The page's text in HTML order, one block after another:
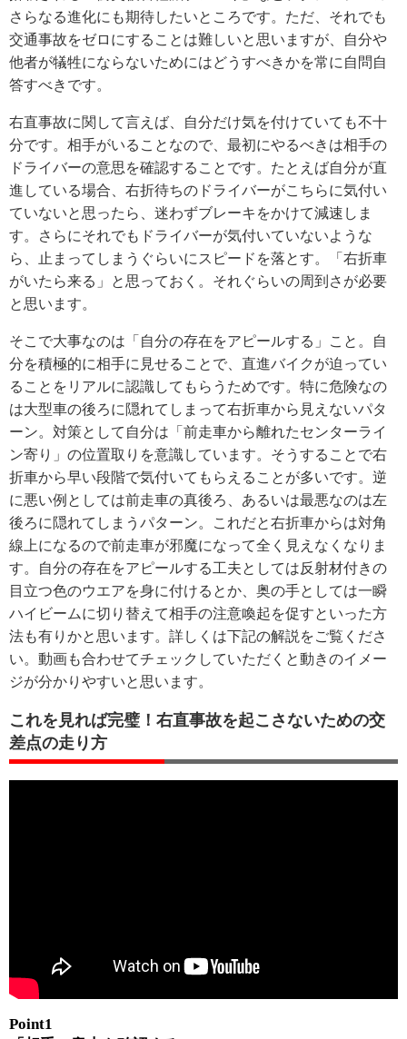
さらなる進化にも期待したいところです。ただ、それでも
交通事故をゼロにすることは難しいと思いますが、自分や
他者が犠牲にならないためにはどうすべきかを常に自問自
答すべきです。
右直事故に関して言えば、自分だけ気を付けていても不十
分です。相手がいることなので、最初にやるべきは相手の
ドライバーの意思を確認することです。たとえば自分が直
進している場合、右折待ちのドライバーがこちらに気付い
ていないと思ったら、迷わずブレーキをかけて減速しま
す。さらにそれでもドライバーが気付いていないような
ら、止まってしまうぐらいにスピードを落とす。「右折車
がいたら来る」と思っておく。それぐらいの周到さが必要
と思います。
そこで大事なのは「自分の存在をアピールする」こと。自
分を積極的に相手に見せることで、直進バイクが迫ってい
ることをリアルに認識してもらうためです。特に危険なの
は大型車の後ろに隠れてしまって右折車から見えないパタ
ーン。対策として自分は「前走車から離れたセンターライ
ン寄り」の位置取りを意識しています。そうすることで右
折車から早い段階で気付いてもらえることが多いです。逆
に悪い例としては前走車の真後ろ、あるいは最悪なのは左
後ろに隠れてしまうパターン。これだと右折車からは対角
線上になるので前走車が邪魔になって全く見えなくなりま
す。自分の存在をアピールする工夫としては反射材付きの
目立つ色のウエアを身に付けるとか、奥の手としては一瞬
ハイビームに切り替えて相手の注意喚起を促すといった方
法も有りかと思います。詳しくは下記の解説をご覧くださ
い。動画も合わせてチェックしていただくと動きのイメー
ジが分かりやすいと思います。
これを見れば完璧！右直事故を起こさないための交
差点の走り方
Point1